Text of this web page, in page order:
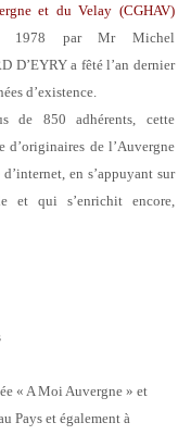
et du Velay (CGHAV)
1978 par Mr Michel
D’EYRY a fêté l’an dernier
d’existence.
de 850 adhérents, cette
d’originaires de l’Auvergne
d’internet, en s’appuyant sur
et qui s’enrichit encore,
« A Moi Auvergne » et
Pays et également à